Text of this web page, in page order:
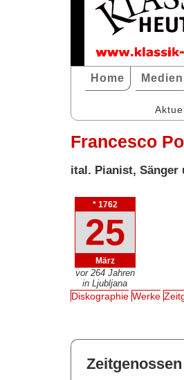
Home Medien
Francesco
ital. Pianist, Sänger
* 1762
25
März
vor 264 Jahren
in Ljubljana
Diskographie Werke
Zeitgenossen